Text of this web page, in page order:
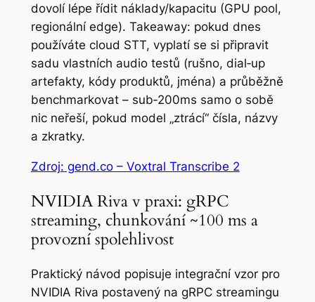
dovolí lépe řídit náklady/kapacitu (GPU pool,
regionální edge). Takeaway: pokud dnes
používáte cloud STT, vyplatí se si připravit
sadu vlastních audio testů (rušno, dial‑up
artefakty, kódy produktů, jména) a průběžně
benchmarkovat – sub‑200ms samo o sobě
nic neřeší, pokud model „ztrácí“ čísla, názvy
a zkratky.
Zdroj: gend.co – Voxtral Transcribe 2
NVIDIA Riva v praxi: gRPC
streaming, chunkování ~100 ms a
provozní spolehlivost
Praktický návod popisuje integrační vzor pro
NVIDIA Riva postavený na gRPC streamingu